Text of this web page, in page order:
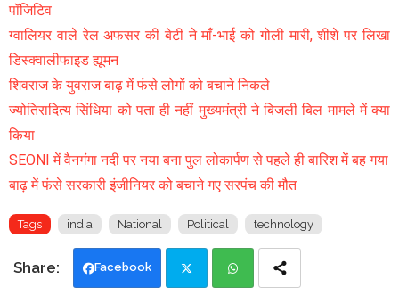
पॉजिटिव
ग्वालियर वाले रेल अफसर की बेटी ने माँ-भाई को गोली मारी, शीशे पर लिखा
डिस्क्वालीफाइड ह्यूमन
शिवराज के युवराज बाढ़ में फंसे लोगों को बचाने निकले
ज्योतिरादित्य सिंधिया को पता ही नहीं मुख्यमंत्री ने बिजली बिल मामले में क्या
किया
SEONI में वैनगंगा नदी पर नया बना पुल लोकार्पण से पहले ही बारिश में बह गया
बाढ़ में फंसे सरकारी इंजीनियर को बचाने गए सरपंच की मौत
Tags india National Political technology
Facebook